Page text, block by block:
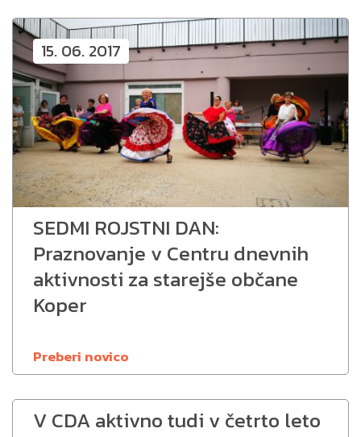
15. 06. 2017
SEDMI ROJSTNI DAN:
Praznovanje v Centru dnevnih
aktivnosti za starejše občane
Koper
Preberi novico
V CDA aktivno tudi v četrto leto